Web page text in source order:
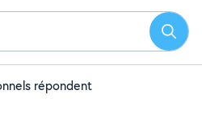
répondent